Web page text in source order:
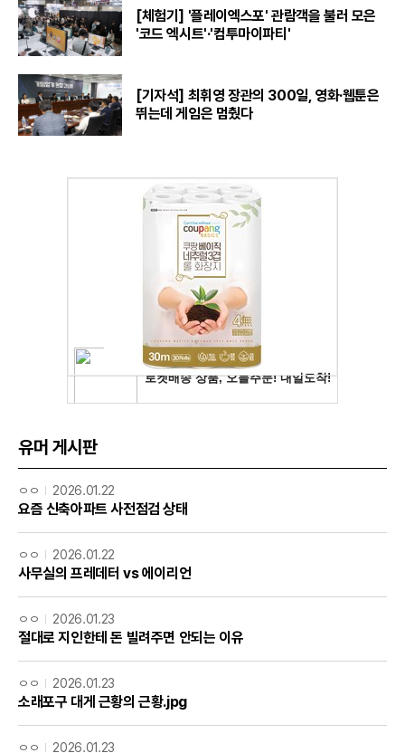
[체험기] '플레이엑스포' 관람객을 불러 모은
'코드 엑시트'·'컴투마이파티'
[기자석] 최휘영 장관의 300일, 영화·웹툰은
뛰는데 게임은 멈췄다
유머 게시판
ㅇㅇ 2026.01.22
요즘 신축아파트 사전점검 상태
ㅇㅇ 2026.01.22
사무실의 프레데터 vs 에이리언
ㅇㅇ 2026.01.23
절대로 지인한테 돈 빌려주면 안되는 이유
ㅇㅇ 2026.01.23
소래포구 대게 근황의 근황.jpg
ㅇㅇ 2026.01.23